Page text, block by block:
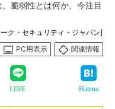
脆弱性とは何か、今注目
ク・セキュリティ・ジャパン]
PC用表示
関連情報
LINE Hatena